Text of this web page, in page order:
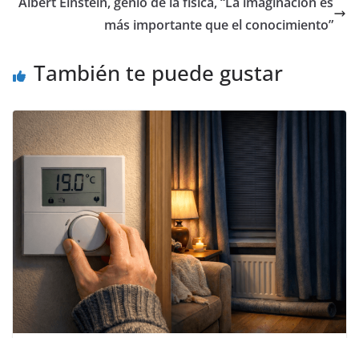
más importante que el conocimiento”
También te puede gustar